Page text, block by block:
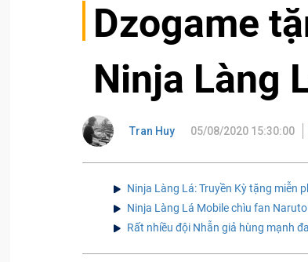
Dzogame
Ninja Làng
Tran Huy 05/08/2020 15:30:00
Ninja Làng Lá: Truyền Kỳ tặng miễn
Ninja Làng Lá Mobile chìu fan
Rất nhiều đội Nhẫn giả hùng mạnh